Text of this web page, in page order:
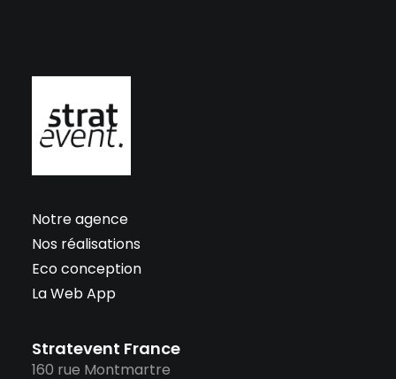
Notre agence
Nos réalisations
Eco conception
La Web App
Stratevent France
160 rue Montmartre